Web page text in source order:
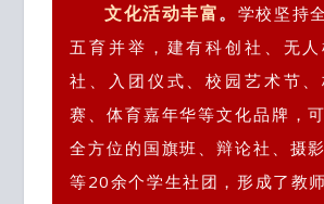
文化活动丰富。 学校坚持
五育并举，建有科创社、无
社、
入团仪式、校园艺术节
赛、体育嘉年华等文化品牌，
全方位的国旗班、辩论社、摄
等20余个学生社团，形成了教